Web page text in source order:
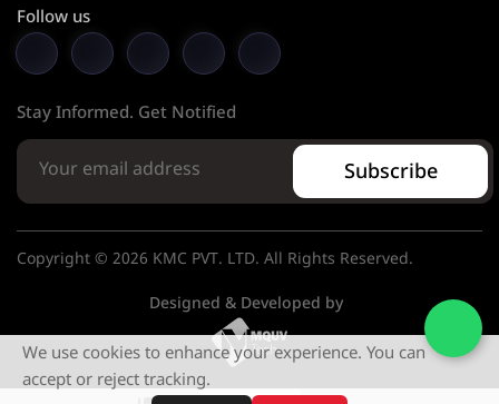
Follow us
Stay Informed. Get Notified
Subscribe
Copyright © 2026 KMC PVT. LTD. All Rights Reserved.
Designed & Developed by
We use cookies to enhance your experience. You can
accept or reject tracking.